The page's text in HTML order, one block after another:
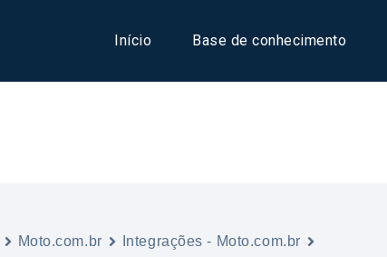
Início Base de conhecimento
Moto.com.br Integrações - Moto.com.br